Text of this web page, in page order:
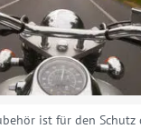
ist für den Schutz